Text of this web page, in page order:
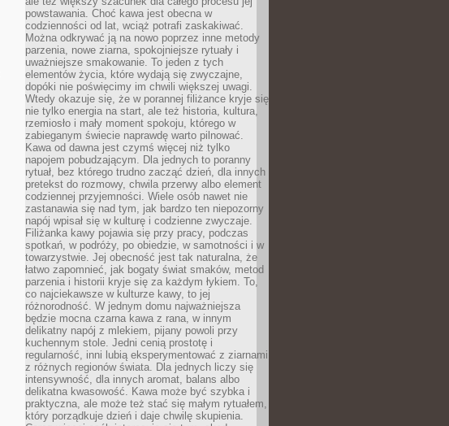
powstawania. Choć kawa jest obecna w
codzienności od lat, wciąż potrafi zaskakiwać.
Można odkrywać ją na nowo poprzez inne metody
parzenia, nowe ziarna, spokojniejsze rytuały i
uważniejsze smakowanie. To jeden z tych
elementów życia, które wydają się zwyczajne,
dopóki nie poświęcimy im chwili większej uwagi.
Wtedy okazuje się, że w porannej filiżance kryje się
nie tylko energia na start, ale też historia, kultura,
rzemiosło i mały moment spokoju, którego w
zabieganym świecie naprawdę warto pilnować.
Kawa od dawna jest czymś więcej niż tylko
napojem pobudzającym. Dla jednych to poranny
rytuał, bez którego trudno zacząć dzień, dla innych
pretekst do rozmowy, chwila przerwy albo element
codziennej przyjemności. Wiele osób nawet nie
zastanawia się nad tym, jak bardzo ten niepozorny
napój wpisał się w kulturę i codzienne zwyczaje.
Filiżanka kawy pojawia się przy pracy, podczas
spotkań, w podróży, po obiedzie, w samotności i w
towarzystwie. Jej obecność jest tak naturalna, że
łatwo zapomnieć, jak bogaty świat smaków, metod
parzenia i historii kryje się za każdym łykiem. To,
co najciekawsze w kulturze kawy, to jej
różnorodność. W jednym domu najważniejsza
będzie mocna czarna kawa z rana, w innym
delikatny napój z mlekiem, pijany powoli przy
kuchennym stole. Jedni cenią prostotę i
regularność, inni lubią eksperymentować z ziarnami
z różnych regionów świata. Dla jednych liczy się
intensywność, dla innych aromat, balans albo
delikatna kwasowość. Kawa może być szybka i
praktyczna, ale może też stać się małym rytuałem,
który porządkuje dzień i daje chwilę skupienia.